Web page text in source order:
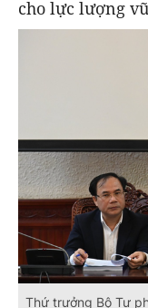
cho lực lượng
Thứ trưởng Bộ Tư